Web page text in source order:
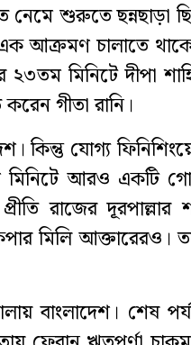
নেমে শুরুতে ছন্নছাড়া
এক আক্রমণ চালাতে
২৩তম মিনিটে দীপা
গীতা রানি।
কিন্তু যোগ্য
মিনিটে আরও একটি
রাজের দূরপাল্লার
মিলি আক্তারেরও।
বাংলাদেশ। শেষ